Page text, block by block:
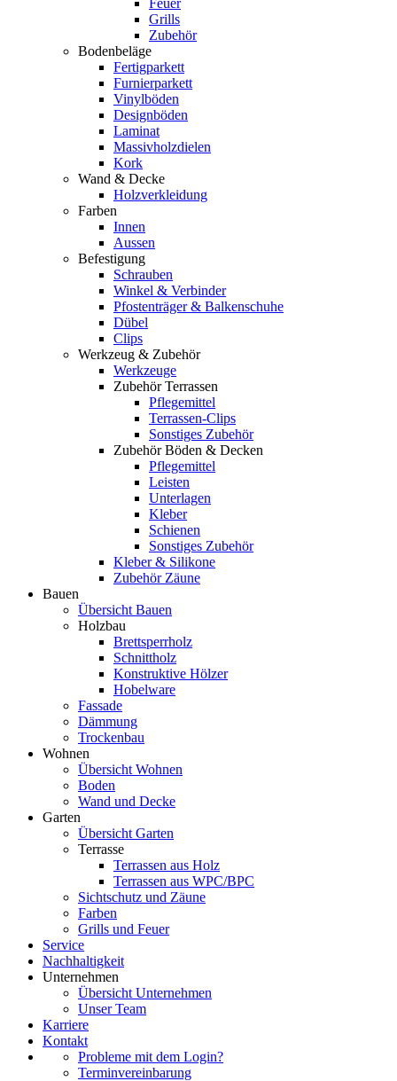
Grills
Zubehör
Bodenbeläge
Fertigparkett
Furnierparkett
Vinylböden
Designböden
Laminat
Massivholzdielen
Kork
Wand & Decke
Holzverkleidung
Farben
Innen
Aussen
Befestigung
Schrauben
Winkel & Verbinder
Pfostenträger & Balkenschuhe
Dübel
Clips
Werkzeug & Zubehör
Werkzeuge
Zubehör Terrassen
Pflegemittel
Terrassen-Clips
Sonstiges Zubehör
Zubehör Böden & Decken
Pflegemittel
Leisten
Unterlagen
Kleber
Schienen
Sonstiges Zubehör
Kleber & Silikone
Zubehör Zäune
Bauen
Übersicht Bauen
Holzbau
Brettsperrholz
Schnittholz
Konstruktive Hölzer
Hobelware
Fassade
Dämmung
Trockenbau
Wohnen
Übersicht Wohnen
Boden
Wand und Decke
Garten
Übersicht Garten
Terrasse
Terrassen aus Holz
Terrassen aus WPC/BPC
Sichtschutz und Zäune
Farben
Grills und Feuer
Service
Nachhaltigkeit
Unternehmen
Übersicht Unternehmen
Unser Team
Karriere
Kontakt
Probleme mit dem Login?
Terminvereinbarung